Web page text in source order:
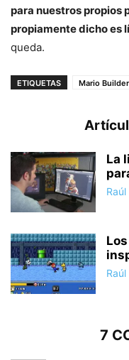
para nuestros propios
propiamente dicho es
queda.
ETIQUETAS Mario Builder
La
Raúl
Raúl
7